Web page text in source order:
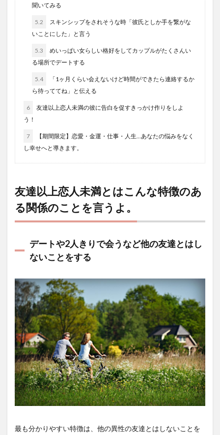
聞いてみる
5.2
スキンシップをされそうな時「彼氏としか手を繋がな
いことにした」と言う
5.3
めいっぱい女らしい格好をしてカップルがたくさんい
る場所でデートする
5.4
「1ヶ月くらい会えないけど時間ができたら連絡するか
ら待っててね」と伝える
6
友達以上恋人未満の彼に告白を促すきっかけ作りをしよ
う！
7
【期間限定】恋愛・金運・仕事・人生…あなたの悩みをなく
し幸せへと導きます。
友達以上恋人未満とはこんな特徴のあ
る関係のことを言うよ。
デートや2人きりで会うなど他の友達とはし
ないことをする
最も分かりやすい特徴は、他の異性の友達とはしないことを